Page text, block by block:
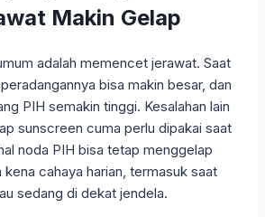
Makin Gelap
adalah memencet jerawat. Saat
bisa makin besar, dan
PIH semakin tinggi. Kesalahan lain
sunscreen cuma perlu dipakai saat
noda PIH bisa tetap menggelap
kena cahaya harian, termasuk saat
sedang di dekat jendela.